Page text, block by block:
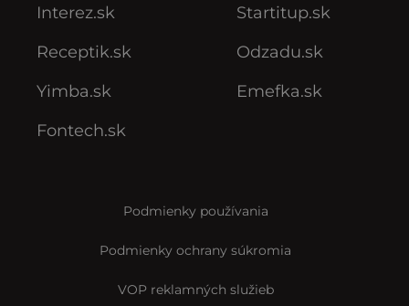
Interez.sk
Receptik.sk
Yimba.sk
Fontech.sk
Startitup.sk
Odzadu.sk
Emefka.sk
Podmienky používania
Podmienky ochrany súkromia
VOP reklamných služieb